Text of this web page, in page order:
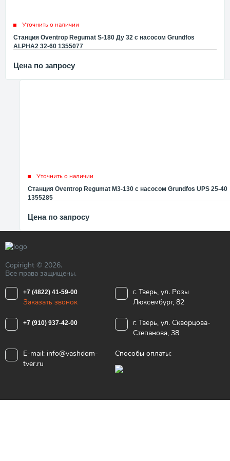
Уточнить о наличии
Станция Oventrop Regumat S-180 Ду 32 с насосом Grundfos
ALPHA2 32-60 1355077
Цена по запросу
Уточнить о наличии
Станция Oventrop Regumat M3-130 с насосом Grundfos UPS 25-40
1355285
Цена по запросу
Copiright © 2026.
Все права защищены.
+7 (4822) 41-59-00
Заказать звонок
г. Тверь, ул. Розы
Люксембург, 82
+7 (910) 937-42-00
г. Тверь, ул. Скворцова-
Степанова, 38
E-mail: info@vashdom-
tver.ru
Способы оплаты: